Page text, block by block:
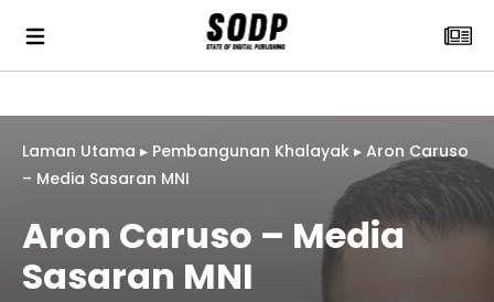
Laman Utama ▸ Pembangunan Khalayak ▸ Aron Caruso
– Media Sasaran MNI
Aron Caruso – Media
Sasaran MNI